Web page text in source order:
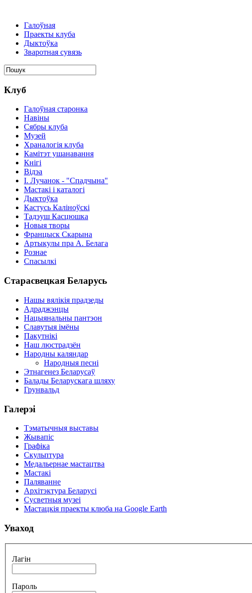
Галоўная
Праекты клуба
Дыктоўка
Зваротная сувязь
Клуб
Галоўная старонка
Навіны
Сябры клуба
Музей
Храналогія клуба
Камітэт ушанавання
Кнігі
Відэа
І. Лучанок - "Спадчына"
Мастакі i каталогi
Дыктоўка
Кастусь Каліноўскі
Тадэуш Касцюшка
Новыя творы
Францыск Скарына
Артыкулы пра А. Белага
Рознае
Спасылкі
Старасвецкая Беларусь
Нашы вялікія прадзеды
Адраджэнцы
Нацыянальны пантэон
Славутыя імёны
Пакутнікі
Наш люстрадзён
Народны каляндар
Народныя песні
Этнагенез Беларусаў
Балады Беларускага шляху
Грунвальд
Галерэі
Тэматычныя выставы
Жывапіс
Графіка
Скульптура
Медальернае мастацтва
Мастакі
Паляванне
Архітэктура Беларусі
Сусветныя музеі
Мастацкія праекты клюба на Google Earth
Уваход
Лагін
Пароль